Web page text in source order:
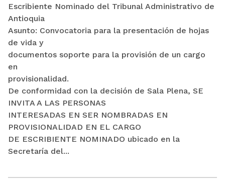
Escribiente Nominado del Tribunal Administrativo de
Antioquia
Asunto: Convocatoria para la presentación de hojas
de vida y
documentos soporte para la provisión de un cargo
en
provisionalidad.
De conformidad con la decisión de Sala Plena, SE
INVITA A LAS PERSONAS
INTERESADAS EN SER NOMBRADAS EN
PROVISIONALIDAD EN EL CARGO
DE ESCRIBIENTE NOMINADO ubicado en la
Secretaría del...